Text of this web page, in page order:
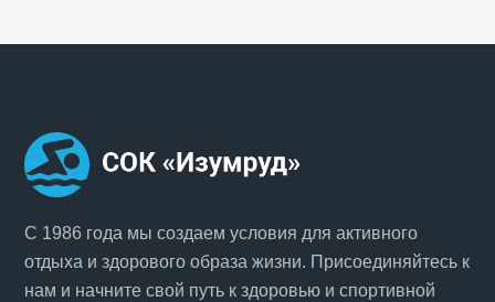
С 1986 года мы создаем условия для активного
отдыха и здорового образа жизни. Присоединяйтесь к
нам и начните свой путь к здоровью и спортивной